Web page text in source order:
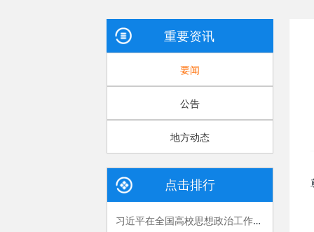
重要资讯
要闻
公告
地方动态
点击排行
习近平在全国高校思想政治工作会议上的讲话